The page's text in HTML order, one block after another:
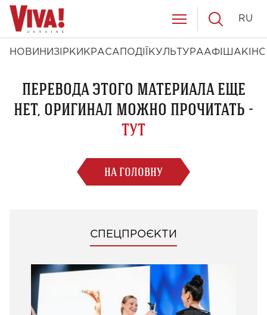
НОВИНИ ЗІРКИ КРАСА ПОДІЇ КУЛЬТУРААФІША КІНО
RU
ПЕРЕВОДА ЭТОГО МАТЕРИАЛА ЕЩЕ
НЕТ, ОРИГИНАЛ МОЖНО ПРОЧИТАТЬ -
ТУТ
НА ГОЛОВНУ
СПЕЦПРОЄКТИ